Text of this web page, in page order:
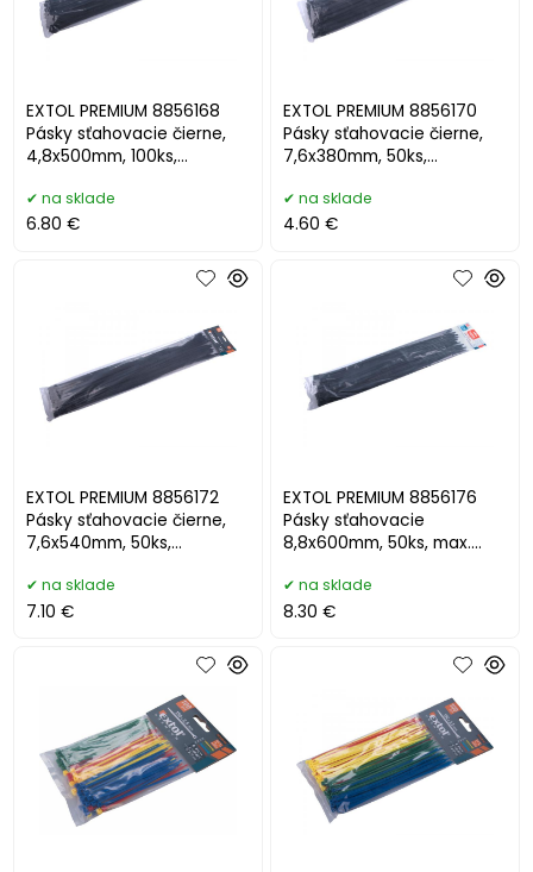
EXTOL PREMIUM 8856168
Pásky sťahovacie čierne,
4,8x500mm, 100ks,
na sklade
6.80 €
EXTOL PREMIUM 8856170
Pásky sťahovacie čierne,
7,6x380mm, 50ks,
na sklade
4.60 €
EXTOL PREMIUM 8856172
Pásky sťahovacie čierne,
7,6x540mm, 50ks,
na sklade
7.10 €
EXTOL PREMIUM 8856176
Pásky sťahovacie
8,8x600mm, 50ks, max.
na sklade
8.30 €